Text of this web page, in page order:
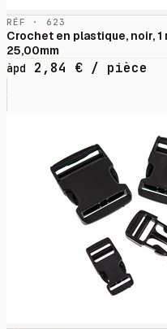
RÉF · 623
Crochet en plastique, noir, 1
25,00mm
àpd
2,84 € / pièce